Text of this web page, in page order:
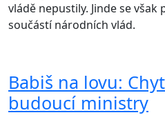
vládě nepustily. Jinde se
součástí národních vlád.
Babiš na lovu:
budoucí ministry